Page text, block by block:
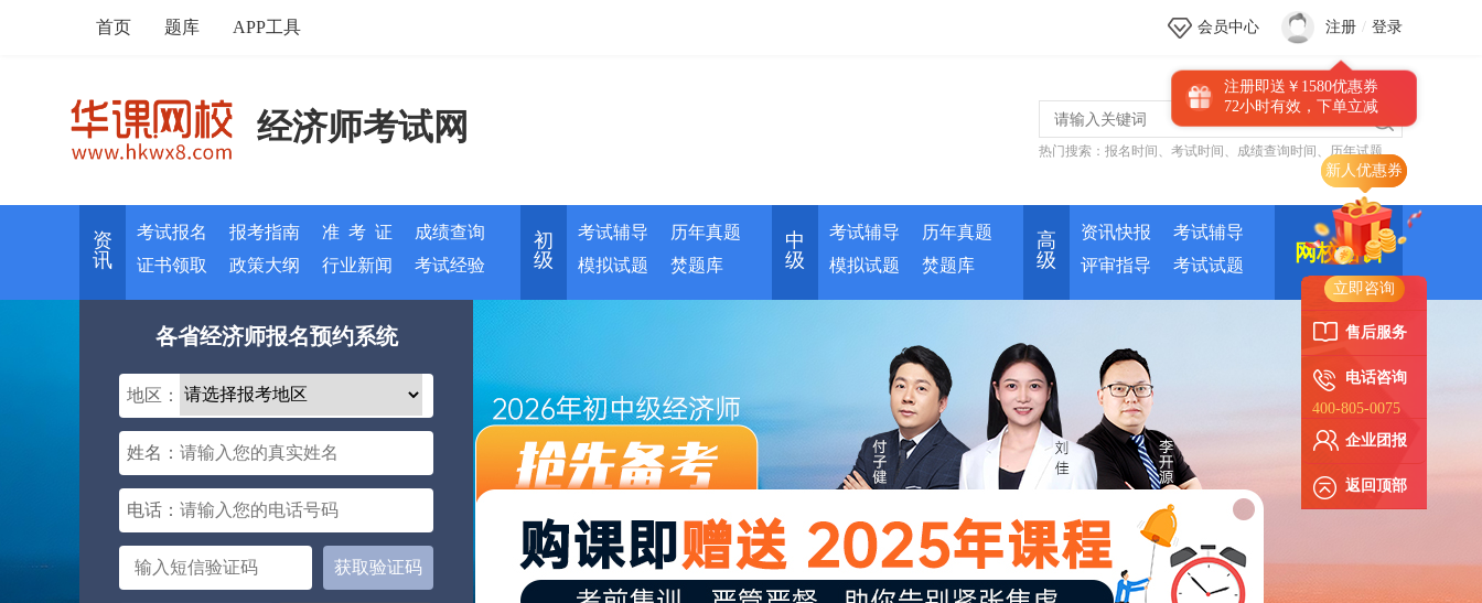
立即咨询
售后服务
电话咨询
400-805-0075
企业团报
返回顶部
首页 题库 APP工具 会员中心 注册 / 登录
注册即送￥1580优惠券
72小时有效，下单立减
经济师考试网
热门搜索： 报名时间 、 考试时间 、 成绩查询时间 、 历年试题
资
讯
考试报名 报考指南 准 考 证
成绩查询
证书领取
政策大纲 行业新闻 考试经验
初
级
考试辅导
历年真题
模拟试题
焚题库
中
级
考试辅导
历年真题
模拟试题
焚题库
高
级
资讯快报
考试辅导
评审指导
考试试题
网校培训
各省经济师报名预约系统
地区：
姓名：
电话：
获取验证码